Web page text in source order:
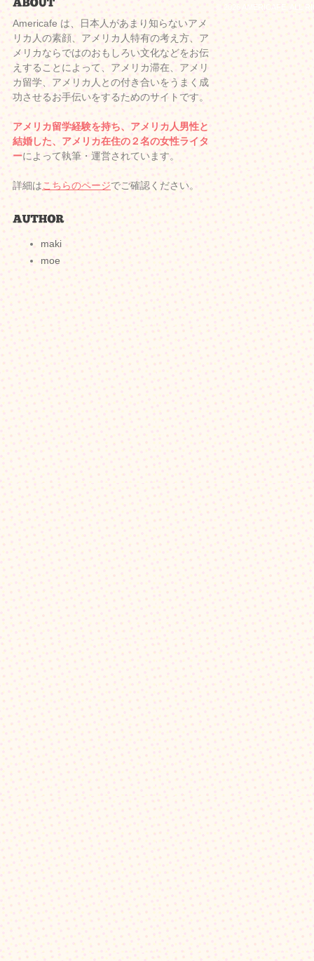
Americafe は、日本人があまり知らないアメ
リカ人の素顔、アメリカ人特有の考え方、ア
メリカならではのおもしろい文化などをお伝
えすることによって、アメリカ滞在、アメリ
カ留学、アメリカ人との付き合いをうまく成
功させるお手伝いをするためのサイトです。
アメリカ留学経験を持ち、アメリカ人男性と
結婚した、アメリカ在住の２名の女性ライタ
ーによって執筆・運営されています。
詳細はこちらのページでご確認ください。
maki
moe
© 2026 AMERICAFE. ALL